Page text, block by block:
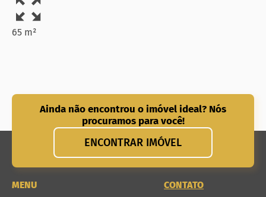
65 m²
Ainda não encontrou o imóvel ideal? Nós
procuramos para você!
ENCONTRAR IMÓVEL
MENU CONTATO